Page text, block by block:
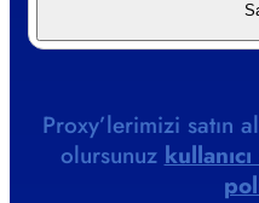
Proxy’lerimizi satın
olursunuz